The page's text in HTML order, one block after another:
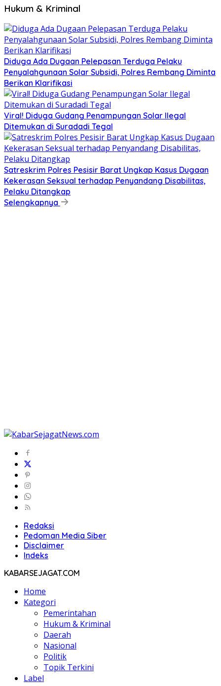
Hukum & Kriminal
Diduga Ada Dugaan Pelepasan Terduga Pelaku
Penyalahgunaan Solar Subsidi, Polres Rembang Diminta
Berikan Klarifikasi
Viral! Diduga Gudang Penampungan Solar Ilegal
Ditemukan di Suradadi Tegal
Satreskrim Polres Pesisir Barat Ungkap Kasus Dugaan
Kekerasan Seksual terhadap Penyandang Disabilitas,
Pelaku Ditangkap
Selengkapnya
Redaksi
Pedoman Media Siber
Disclaimer
Indeks
KABARSEJAGAT.COM
Home
Kategori
Pemerintahan
Hukum & Kriminal
Daerah
Nasional
Politik
Topik Terkini
Label